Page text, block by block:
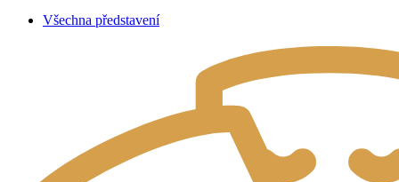
Všechna představení